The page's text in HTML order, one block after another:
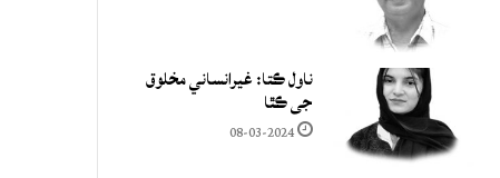
ناول ڪتا: غيرانساني مخلوق
جي ڪٿا
08-03-2024